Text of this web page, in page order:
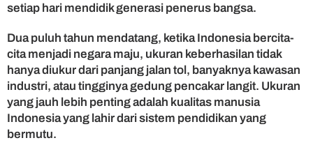
setiap hari mendidik generasi penerus bangsa.
Dua puluh tahun mendatang, ketika Indonesia bercita-
cita menjadi negara maju, ukuran keberhasilan tidak
hanya diukur dari panjang jalan tol, banyaknya kawasan
industri, atau tingginya gedung pencakar langit. Ukuran
yang jauh lebih penting adalah kualitas manusia
Indonesia yang lahir dari sistem pendidikan yang
bermutu.